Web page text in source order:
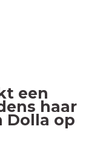
een
haar
Dolla op